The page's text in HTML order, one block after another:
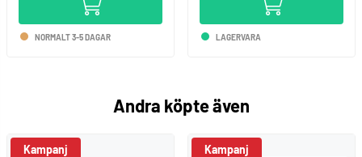
NORMALT 3-5 DAGAR LAGERVARA
Andra köpte även
Kampanj Kampanj